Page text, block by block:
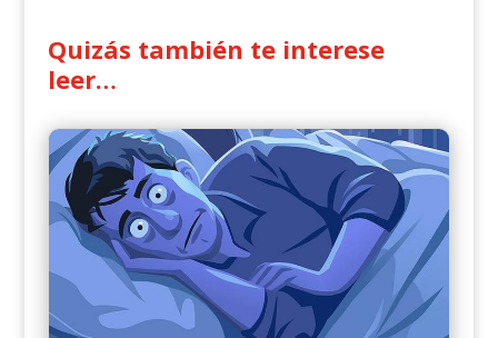
Quizás también te interese
leer…